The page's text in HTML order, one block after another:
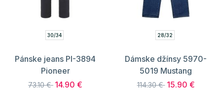
30/34
Pánske jeans PI-3894
Pioneer
73.10 € 14.90 €
28/32
Dámske džínsy 5970-
5019 Mustang
114.30 € 15.90 €